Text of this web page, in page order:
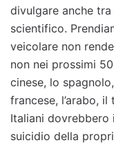
divulgare anche
scientifico.
veicolare non
non nei prossimi
cinese, lo
francese, l’arabo,
Italiani dovrebbero
suicidio della